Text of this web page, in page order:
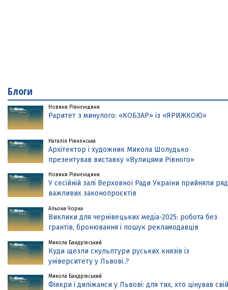
Блоги
Новини Рівненщини
Раритет з минулого: «КОБЗАР» із «ЯРИЖКОЮ»
Наталія Рівненська
Архітектор і художник Микола Шолудько
презентував виставку «Вулицями Рівного»
Новини Рівненщини
У сесійній залі Верховної Ради України прийняли ряд
важливих законопроєктів
Альона Чорна
Виклики для чернівецьких медіа-2025: робота без
грантів, бронювання і пошук рекламодавців
Микола Бандрівський
Куди щезли скульптури руських князів із
університету у Львові..?
Микола Бандрівський
Фіякри і диліжанси у Львові: для тих, хто цінував свій